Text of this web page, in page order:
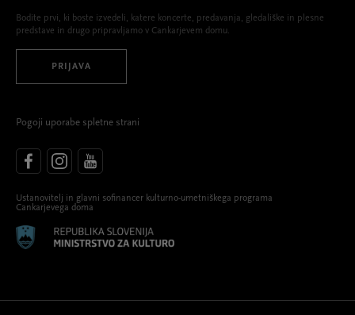
Bodite prvi, ki boste izvedeli, katere koncerte, predavanja, gledališke in plesne
predstave in drugo pripravljamo v Cankarjevem domu.
PRIJAVA
Pogoji uporabe spletne strani
Ustanovitelj in glavni sofinancer kulturno-umetniškega programa
Cankarjevega doma